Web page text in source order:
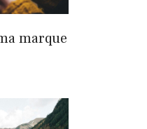
marque